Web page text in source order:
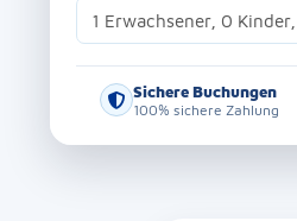
1 Erwachsener, 0
Sichere Buchungen
100% sichere Zahlung